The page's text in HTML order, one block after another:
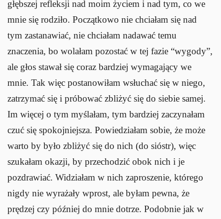
głębszej refleksji nad moim życiem i nad tym, co we
mnie się rodziło. Początkowo nie chciałam się nad
tym zastanawiać, nie chciałam nadawać temu
znaczenia, bo wolałam pozostać w tej fazie “wygody”,
ale głos stawał się coraz bardziej wymagający we
mnie. Tak więc postanowiłam wsłuchać się w niego,
zatrzymać się i próbować zbliżyć się do siebie samej.
Im więcej o tym myślałam, tym bardziej zaczynałam
czuć się spokojniejsza. Powiedziałam sobie, że może
warto by było zbliżyć się do nich (do sióstr), więc
szukałam okazji, by przechodzić obok nich i je
pozdrawiać. Widziałam w nich zaproszenie, którego
nigdy nie wyrażały wprost, ale byłam pewna, że
prędzej czy później do mnie dotrze. Podobnie jak w